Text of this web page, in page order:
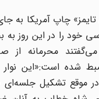
چاپ آمریکا به جای
خود را در این روز به
محرمانه از
شده است:«این نوار
تشکیل جلسه‌ای با